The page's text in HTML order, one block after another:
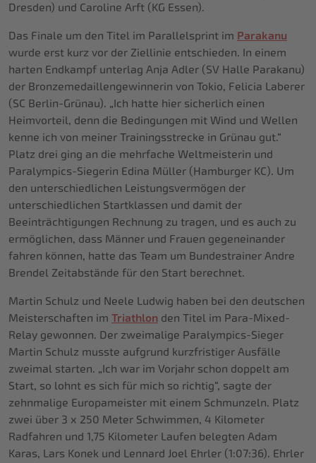
Dresden) und Caroline Arft (KG Essen).
Das Finale um den Titel im Parallelsprint im Parakanu
wurde erst kurz vor der Ziellinie entschieden. In einem
harten Endkampf unterlag Anja Adler (SV Halle Parakanu)
der Bronzemedaillengewinnerin von Tokio, Felicia Laberer
(SC Berlin-Grünau). „Ich hatte hier sicherlich einen
Heimvorteil, denn die Bedingungen mit Wind und Wellen
kenne ich von meiner Trainingsstrecke in Grünau gut.“
Platz drei ging an die mehrfache Weltmeisterin und
Paralympics-Siegerin Edina Müller (Hamburger KC). Um
den unterschiedlichen Leistungsvermögen der
unterschiedlichen Startklassen und damit der
Beeinträchtigungen Rechnung zu tragen, und es auch zu
ermöglichen, dass Männer und Frauen gegeneinander
fahren können, hatte das Team um Bundestrainer Andre
Brendel Zeitabstände für den Start berechnet.
Martin Schulz und Neele Ludwig haben bei den deutschen
Meisterschaften im Triathlon den Titel im Para-Mixed-
Relay gewonnen. Der zweimalige Paralympics-Sieger
Martin Schulz musste aufgrund kurzfristiger Ausfälle
zweimal starten. „Ich war im Vorjahr schon doppelt am
Start, so lohnt es sich für mich so richtig“, sagte der
zehnmalige Europameister mit einem Schmunzeln. Platz
zwei über 3 x 250 Meter Schwimmen, 4 Kilometer
Radfahren und 1,75 Kilometer Laufen belegten Adam
Karas, Lars Konek und Lennard Joel Ehrler (1:07:36). Ehrler